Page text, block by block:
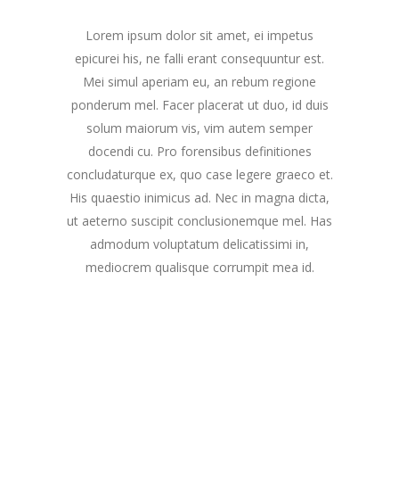
Lorem ipsum dolor sit amet, ei impetus
epicurei his, ne falli erant consequuntur est.
Mei simul aperiam eu, an rebum regione
ponderum mel. Facer placerat ut duo, id duis
solum maiorum vis, vim autem semper
docendi cu. Pro forensibus definitiones
concludaturque ex, quo case legere graeco et.
His quaestio inimicus ad. Nec in magna dicta,
ut aeterno suscipit conclusionemque mel. Has
admodum voluptatum delicatissimi in,
mediocrem qualisque corrumpit mea id.